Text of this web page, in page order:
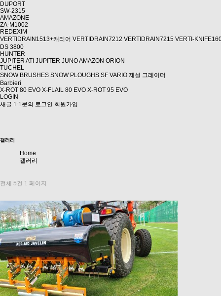
DUPORT
SW-2315
AMAZONE
ZA-M1002
REDEXIM
VERTIDRAIN1513+캐리어 VERTIDRAIN7212 VERTIDRAIN7215 VERTI-
DS 3800
HUNTER
JUPITER ATI JUPITER JUNOAMAZON ORION
TUCHEL
SNOW BRUSHES SNOW PLOUGHS SF VARIO 제설 그레이더
Barbieri
X-ROT 80 EVO X-FLAIL 80 EVO X-ROT 95 EVO
LOGIN
새글 1:1문의 로그인 회원가입
갤러리
Home
갤러리
전체 5건 1 페이지